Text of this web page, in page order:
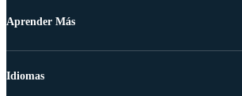
Aprender Más
Idiomas